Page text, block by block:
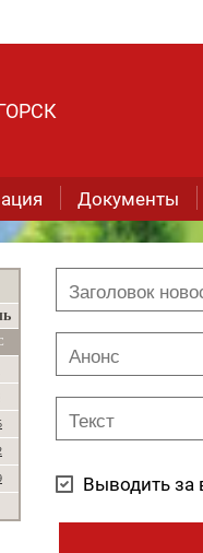
Документы
Выводить за